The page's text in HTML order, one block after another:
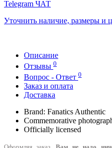
Telegram ЧАТ
Уточнить наличие, размеры и
Описание
Отзывы 0
Вопрос - Ответ 0
Заказ и оплата
Доставка
Brand: Fanatics Authentic
Commemorative
Officially licensed